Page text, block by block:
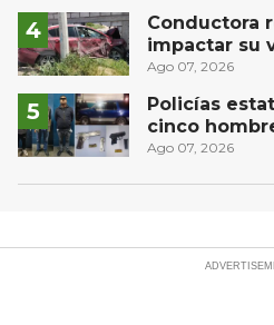
Conductora
impactar su
muro en
Ago 07, 2026
Policías
cinco
Puebla capital
Ago 07, 2026